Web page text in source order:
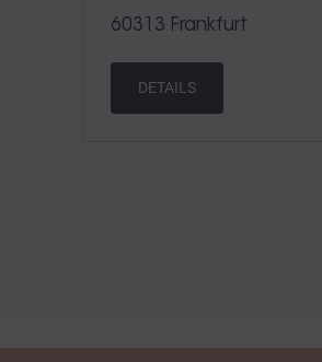
60313 Frankfurt
DETAILS